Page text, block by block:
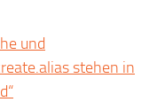
und
stehen in